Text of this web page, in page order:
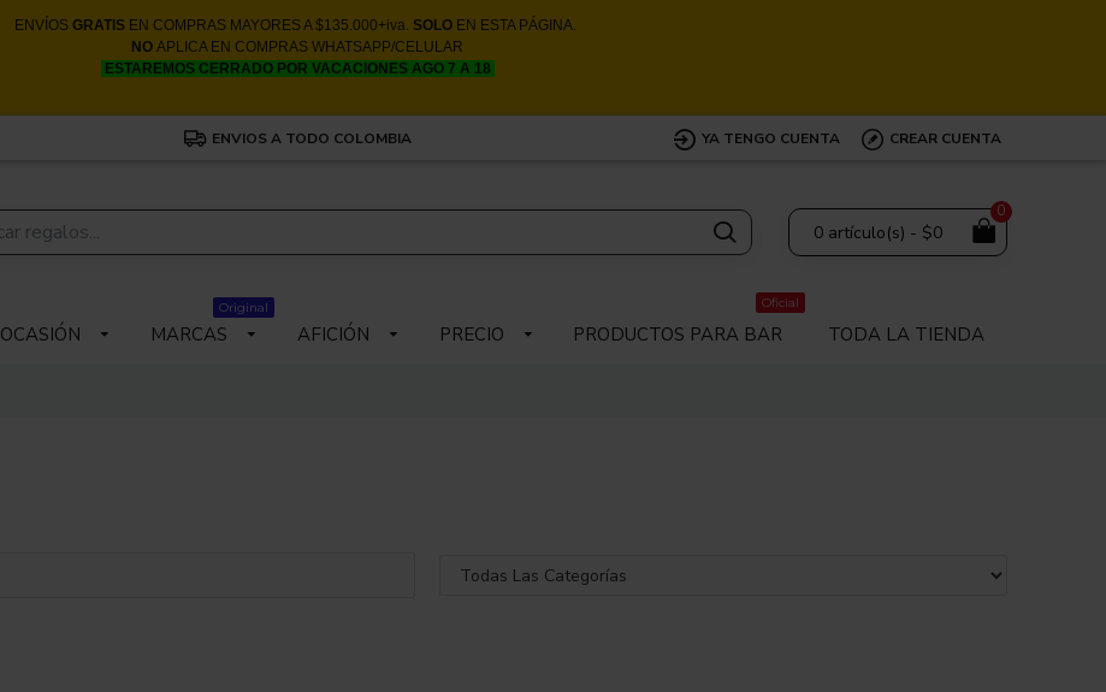
ENVÍOS GRATIS EN COMPRAS MAYORES A $135.000+iva. SOLO EN ESTA PÁGINA.
NO APLICA EN COMPRAS WHATSAPP/CELULAR
ESTAREMOS CERRADO POR VACACIONES AGO 7 A 18
ENVIOS A TODO COLOMBIA YA TENGO CUENTA CREAR CUENTA
0 artículo(s) - $0
0
OCASIÓN MARCAS
Original
AFICIÓN PRECIO PRODUCTOS PARA BAR
Oficial
TODA LA TIENDA